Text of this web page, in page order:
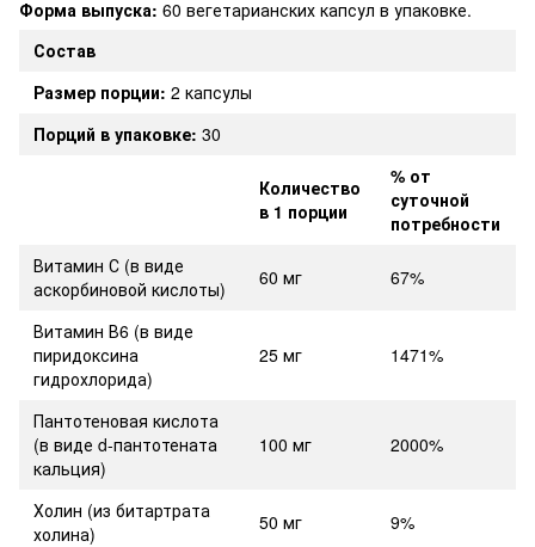
Форма выпуска: 60 вегетарианских капсул в упаковке.
Состав
Размер порции: 2 капсулы
Порций в упаковке:30
Количество
в 1 порции
% от
суточной
потребности
Витамин С (в виде
аскорбиновой кислоты)
60 мг 67%
Витамин В6 (в виде
пиридоксина
гидрохлорида)
25 мг 1471%
Пантотеновая кислота
(в виде d-пантотената
кальция)
100 мг 2000%
Холин (из битартрата
холина)
50 мг 9%